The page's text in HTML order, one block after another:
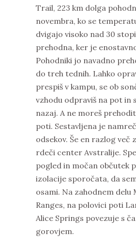
Trail, 223 km dolga
novembra, ko se
dvigajo visoko nad 30
prehodna, ker je
Pohodniki jo navadno
do treh tednih. Lahko
prespiš v kampu, se ob
vzhodu odpraviš na pot in
nazaj. A ne moreš
poti. Sestavljena je
odsekov. Še en razlog več
rdeči center Avstralije.
pogled in močan občutek
izolacije sporočata, da
osami. Na zahodnem delu
Ranges, na polovici poti
Alice Springs povezuje s
gorovjem.